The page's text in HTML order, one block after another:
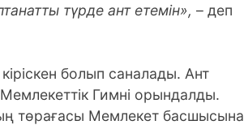
түрде ант етемiн», – деп
болып саналады. Ант
Гимнi орындалды.
төрағасы Мемлекет басшысына